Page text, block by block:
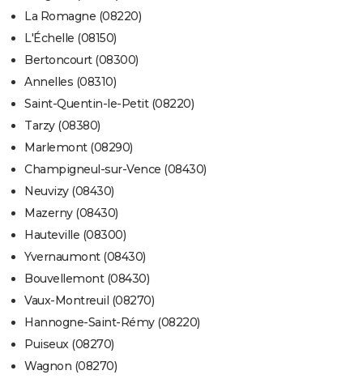
La Romagne (08220)
L'Échelle (08150)
Bertoncourt (08300)
Annelles (08310)
Saint-Quentin-le-Petit (08220)
Tarzy (08380)
Marlemont (08290)
Champigneul-sur-Vence (08430)
Neuvizy (08430)
Mazerny (08430)
Hauteville (08300)
Yvernaumont (08430)
Bouvellemont (08430)
Vaux-Montreuil (08270)
Hannogne-Saint-Rémy (08220)
Puiseux (08270)
Wagnon (08270)